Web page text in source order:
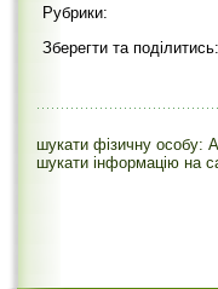
Рубрики:
Зберегти та поділитись:
шукати фізичну особу:
шукати інформацію на